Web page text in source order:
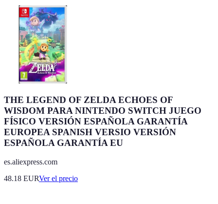
THE LEGEND OF ZELDA ECHOES OF
WISDOM PARA NINTENDO SWITCH JUEGO
FÍSICO VERSIÓN ESPAÑOLA GARANTÍA
EUROPEA SPANISH VERSIO VERSIÓN
ESPAÑOLA GARANTÍA EU
es.aliexpress.com
48.18 EURVer el precio